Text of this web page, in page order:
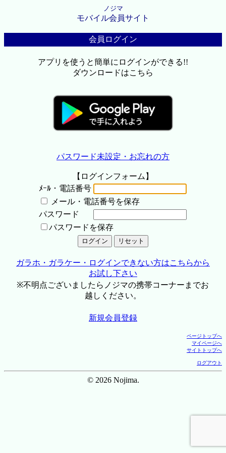
ノジマ
モバイル会員サイト
会員ログイン
アプリを使うと簡単にログインができる!!
ダウンロードはこちら
パスワード未設定・お忘れの方
【ログインフォーム】
ﾒｰﾙ・電話番号
メール・電話番号を保存
パスワード
パスワードを保存
ガラホ・ガラケー・ログインできない方はこちらから
お試し下さい
※不明点ございましたらノジマの携帯コーナーまでお
越しください。
新規会員登録
ページトップへ
マイページへ
サイトトップへ
ログアウト
© 2026 Nojima.